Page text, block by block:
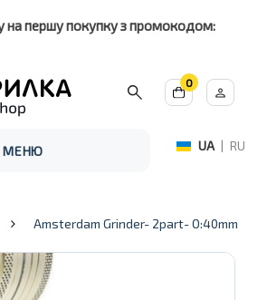
на першу покупку з промокодом:
0
МЕНЮ UA | RU
Amsterdam Grinder- 2part- O:40mm